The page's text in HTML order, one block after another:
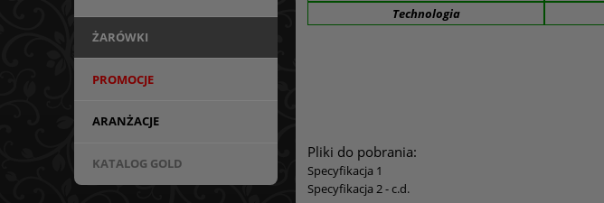
ŻARÓWKI
PROMOCJE
ARANŻACJE
KATALOG GOLD
Technologia
Pliki do pobrania:
Specyfikacja 1
Specyfikacja 2 - c.d.